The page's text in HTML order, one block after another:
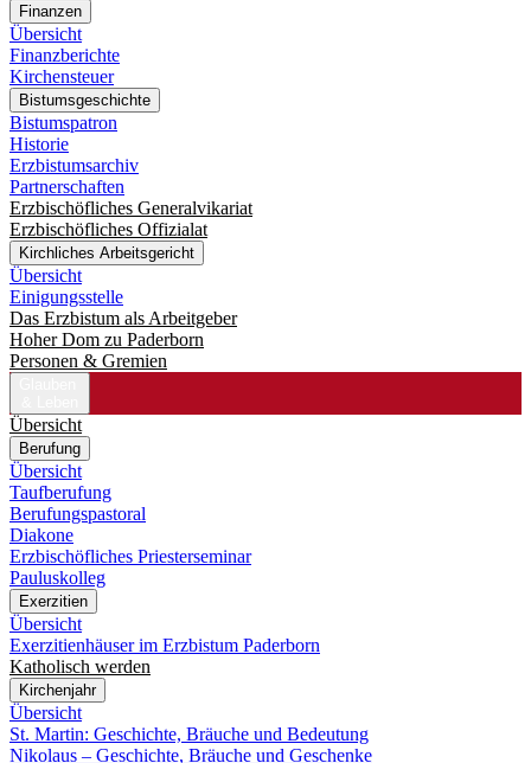
Finanzen
Übersicht
Finanzberichte
Kirchensteuer
Bistumsgeschichte
Bistumspatron
Historie
Erzbistumsarchiv
Partnerschaften
Erzbischöfliches Generalvikariat
Erzbischöfliches Offizialat
Kirchliches Arbeitsgericht
Übersicht
Einigungsstelle
Das Erzbistum als Arbeitgeber
Hoher Dom zu Paderborn
Personen & Gremien
Übersicht
Berufung
Übersicht
Taufberufung
Berufungspastoral
Diakone
Erzbischöfliches Priesterseminar
Pauluskolleg
Exerzitien
Übersicht
Exerzitienhäuser im Erzbistum Paderborn
Katholisch werden
Kirchenjahr
Übersicht
St. Martin: Geschichte, Bräuche und Bedeutung
Nikolaus – Geschichte, Bräuche und Geschenke